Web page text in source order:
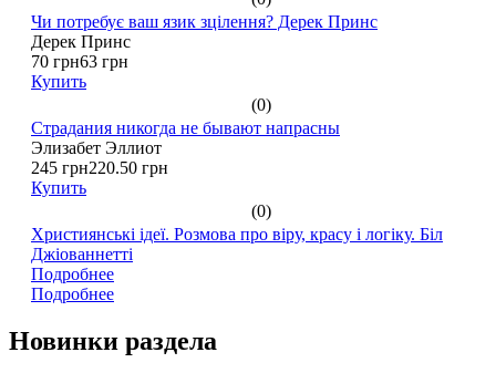
Чи потребує ваш язик зцілення? Дерек Принс
Дерек Принс
70 грн63 грн
Купить
(0)
Страдания никогда не бывают напрасны
Элизабет Эллиот
245 грн220.50 грн
Купить
(0)
Християнські ідеї. Розмова про віру, красу і логіку. Біл
Джіованнетті
Подробнее
Подробнее
Новинки раздела